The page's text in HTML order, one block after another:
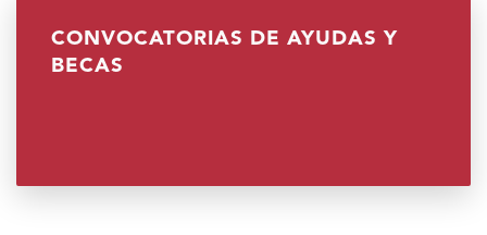
CONVOCATORIAS DE AYUDAS Y
BECAS